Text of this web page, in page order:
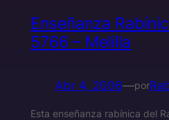
Enseñanza
5766 – Melilla
Abr 4, 2006—por
Esta enseñanza rabínica del